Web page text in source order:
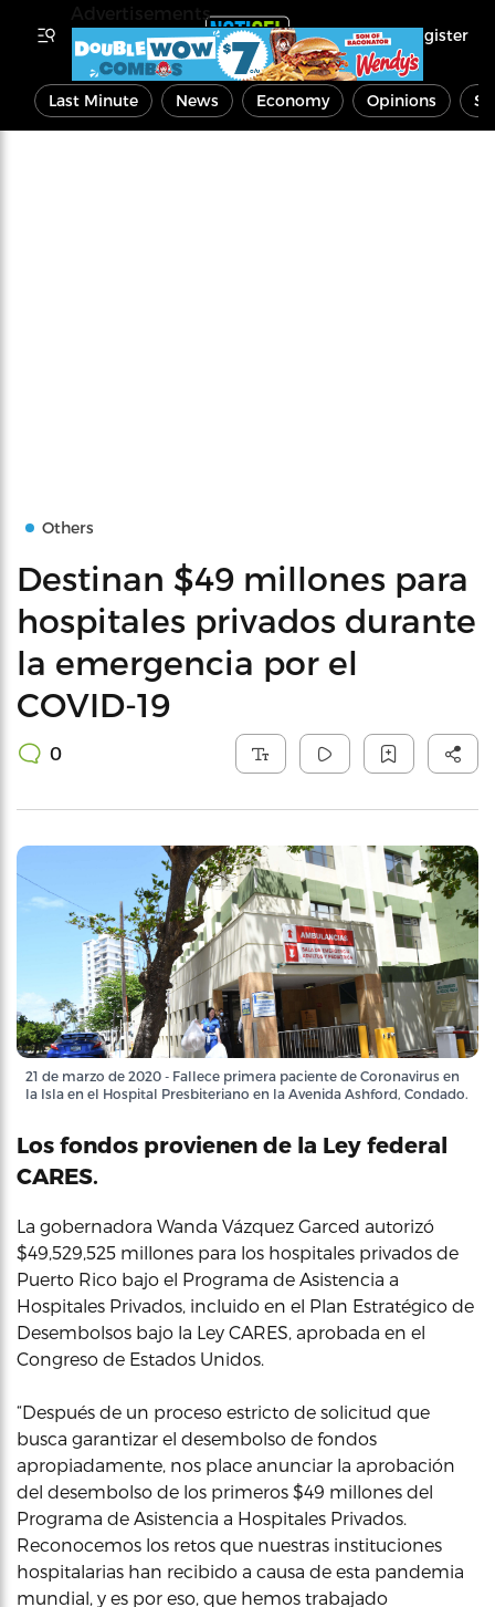
Register
Last Minute News Economy Opinions
Others
Destinan $49 millones para
hospitales privados durante
la emergencia por el
COVID-19
0
21 de marzo de 2020 - Fallece primera paciente de Coronavirus en
la Isla en el Hospital Presbiteriano en la Avenida Ashford, Condado.
Los fondos provienen de la Ley federal
CARES.
La gobernadora Wanda Vázquez Garced autorizó
$49,529,525 millones para los hospitales privados de
Puerto Rico bajo el Programa de Asistencia a
Hospitales Privados, incluido en el Plan Estratégico de
Desembolsos bajo la Ley CARES, aprobada en el
Congreso de Estados Unidos.
“Después de un proceso estricto de solicitud que
busca garantizar el desembolso de fondos
apropiadamente, nos place anunciar la aprobación
del desembolso de los primeros $49 millones del
Programa de Asistencia a Hospitales Privados.
Reconocemos los retos que nuestras instituciones
hospitalarias han recibido a causa de esta pandemia
mundial, y es por eso, que hemos trabajado
Advertisements